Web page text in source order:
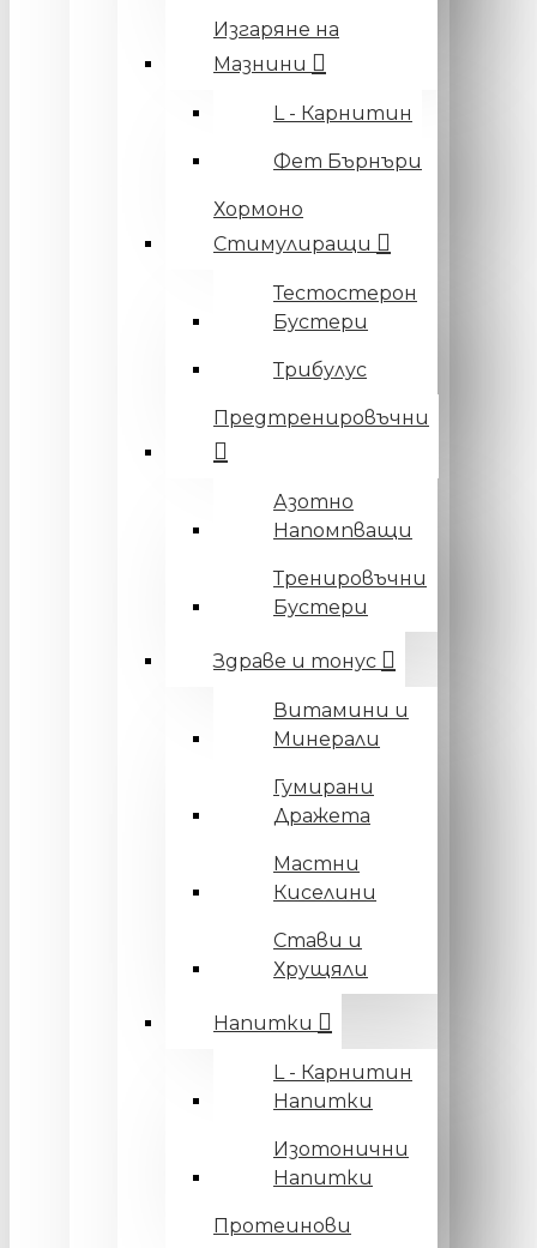
Изгаряне на
Мазнини
L - Карнитин
Фет Бърнъри
Хормоно
Стимулиращи
Тестостерон
Бустери
Трибулус
Предтренировъчни
Азотно
Напомпващи
Тренировъчни
Бустери
Здраве и тонус
Витамини и
Минерали
Гумирани
Дражета
Мастни
Киселини
Стави и
Хрущяли
Напитки
L - Карнитин
Напитки
Изотонични
Напитки
Протеинови